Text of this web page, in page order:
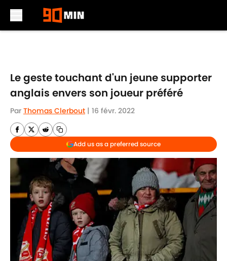
Le geste touchant d'un jeune supporter
anglais envers son joueur préféré
Par Thomas Clerbout | 16 févr. 2022
Add us as a preferred source